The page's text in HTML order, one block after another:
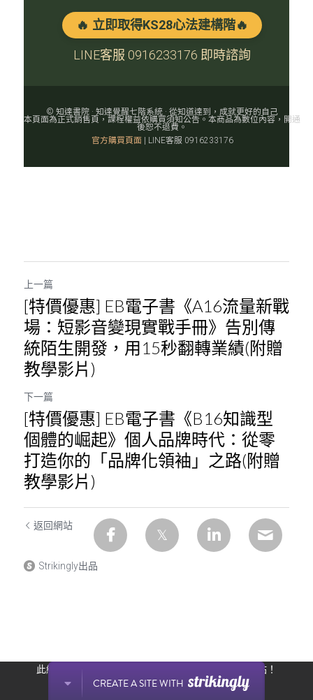
🔥 立即取得KS28心法建構階🔥
LINE客服 0916233176 即時諮詢
© 知達書院 · 知達覺醒七階系統 · 從知道達到，成就更好的自己
本頁面為正式銷售頁，課程權益依購買須知公告。本商品為數位內容，開通
後恕不退費。
官方購買頁面| LINE客服 0916233176
上一篇
[特價優惠] EB電子書《A16流量新戰
場：短影音變現實戰手冊》告別傳
統陌生開發，用15秒翻轉業績(附贈
教學影片)
下一篇
[特價優惠] EB電子書《B16知識型
個體的崛起》個人品牌時代：從零
打造你的「品牌化領袖」之路(附贈
教學影片)
返回網站
Strikingly出品
CREATE A SITE WITH
此網站通過 Strikingly 創建。 立即免費擁有一個網站！